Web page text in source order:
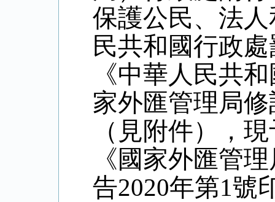
保護公民、法
民共和國行政
《中華人民共
家外匯管理局
（見附件），
《國家外匯管
告2020年第1號